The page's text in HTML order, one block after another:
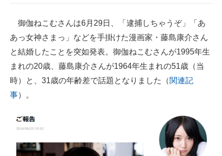
御伽ねこむさんは6月29日、「逮捕しちゃうぞ」「あ
あっ女神さまっ」などを手掛けた漫画家・藤島康介さん
と結婚したことを突如発表。御伽ねこむさんが1995年生
まれの20歳、藤島康介さんが1964年生まれの51歳（当
時）と、31歳の年齢差で話題となりました（関連記
事）。